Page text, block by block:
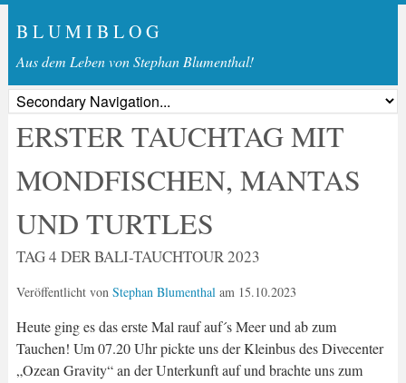
B L U M I B L O G
Aus dem Leben von Stephan Blumenthal!
ERSTER TAUCHTAG MIT
MONDFISCHEN, MANTAS
UND TURTLES
TAG 4 DER BALI-TAUCHTOUR 2023
Veröffentlicht von Stephan Blumenthalam 15.10.2023
Heute ging es das erste Mal rauf auf´s Meer und ab zum
Tauchen! Um 07.20 Uhr pickte uns der Kleinbus des Divecenter
„Ozean Gravity“ an der Unterkunft auf und brachte uns zum